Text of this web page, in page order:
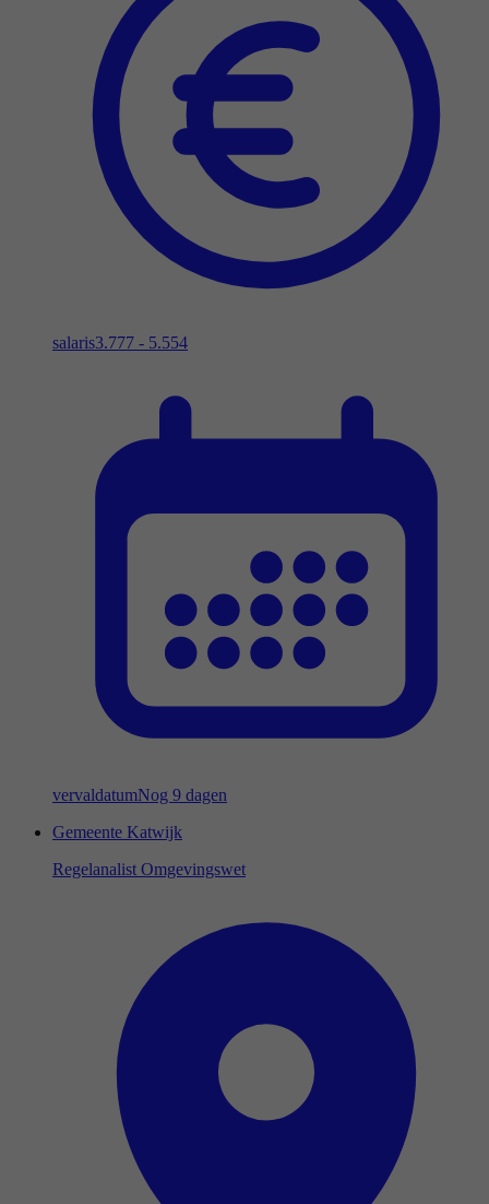
salaris3.777 - 5.554
vervaldatumNog 9 dagen
Gemeente Katwijk
Regelanalist Omgevingswet